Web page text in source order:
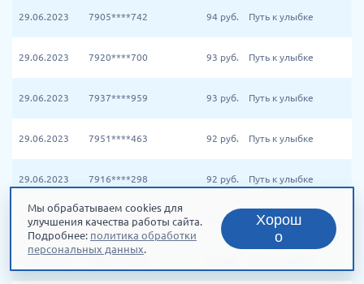
29.06.2023 7905****742 94 руб. Путь к улыбке
29.06.2023 7920****700 93 руб. Путь к улыбке
29.06.2023 7937****959 93 руб. Путь к улыбке
29.06.2023 7951****463 92 руб. Путь к улыбке
29.06.2023 7916****298 92 руб. Путь к улыбке
29.06.2023 7953****584 руб. Путь к улыбке
Мы обрабатываем cookies для
улучшения качества работы сайта.
Подробнее: политика обработки
персональных данных.
Хорош
о